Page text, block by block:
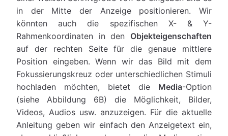
in der Mitte der Anzeige positionieren. Wir
könnten auch die spezifischen X- & Y-
Rahmenkoordinaten in den Objekteigenschaften
auf der rechten Seite für die genaue mittlere
Position eingeben. Wenn wir das Bild mit dem
Fokussierungskreuz oder unterschiedlichen Stimuli
hochladen möchten, bietet die Media-Option
(siehe Abbildung 6B) die Möglichkeit, Bilder,
Videos, Audios usw. anzuzeigen. Für die aktuelle
Anleitung geben wir einfach den Anzeigetext ein,